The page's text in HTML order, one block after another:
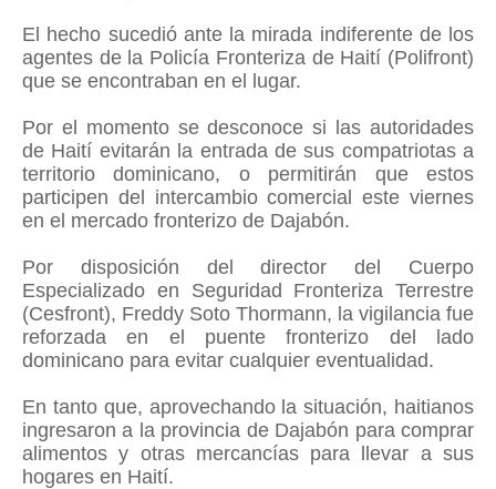
El hecho sucedió ante la mirada indiferente de los
agentes de la Policía Fronteriza de Haití (Polifront)
que se encontraban en el lugar.
Por el momento se desconoce si las autoridades
de Haití evitarán la entrada de sus compatriotas a
territorio dominicano, o permitirán que estos
participen del intercambio comercial este viernes
en el mercado fronterizo de Dajabón.
Por disposición del director del Cuerpo
Especializado en Seguridad Fronteriza Terrestre
(Cesfront), Freddy Soto Thormann, la vigilancia fue
reforzada en el puente fronterizo del lado
dominicano para evitar cualquier eventualidad.
En tanto que, aprovechando la situación, haitianos
ingresaron a la provincia de Dajabón para comprar
alimentos y otras mercancías para llevar a sus
hogares en Haití.